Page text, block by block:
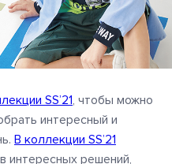
SS’21, чтобы можно
интересный и
В коллекции SS’21
интересных решений,